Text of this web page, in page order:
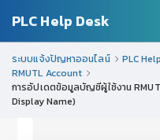
PLC Help Desk
ระบบแจ้งปัญหาออนไลน์ PLC
RMUTL Account
การอัปเดตข้อมูลบัญชีผู้ใช้งาน
Display Name)